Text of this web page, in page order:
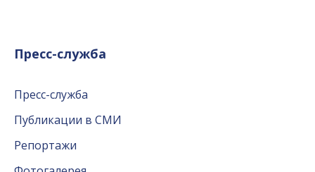
Пресс-служба
Пресс-служба
Публикации в СМИ
Репортажи